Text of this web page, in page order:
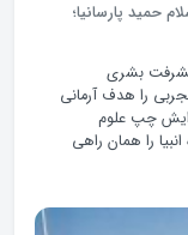
حمید پارسانیا؛
بشری
را هدف آرمانی
چپ علوم
را همان راهی